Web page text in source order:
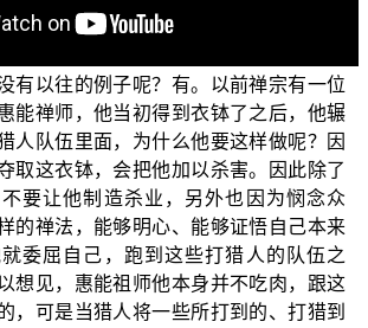
属于恶业？还是属于无记业呢？这中间
所以对于这样的问题来说，是不是我们
有以往的例子呢？有。以前禅宗有一位
能禅师，他当初得到衣钵了之后，他辗
人队伍里面，为什么他要这样做呢？因
取这衣钵，会把他加以杀害。因此除了
要让他制造杀业，另外也因为悯念众
的禅法，能够明心、能够证悟自己本来
委屈自己，跑到这些打猎人的队伍之
想见，惠能祖师他本身并不吃肉，跟这
，可是当猎人将一些所打到的、打猎到